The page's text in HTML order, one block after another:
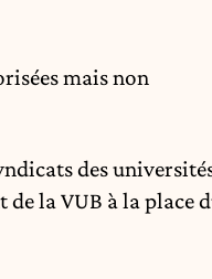
mais non
des
la VUB à la place